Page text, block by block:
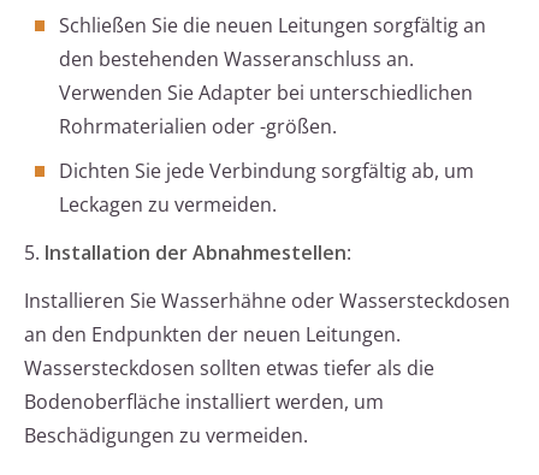
Schließen Sie die neuen Leitungen sorgfältig an
den bestehenden Wasseranschluss an.
Verwenden Sie Adapter bei unterschiedlichen
Rohrmaterialien oder -größen.
Dichten Sie jede Verbindung sorgfältig ab, um
Leckagen zu vermeiden.
5. Installation der Abnahmestellen:
Installieren Sie Wasserhähne oder Wassersteckdosen
an den Endpunkten der neuen Leitungen.
Wassersteckdosen sollten etwas tiefer als die
Bodenoberfläche installiert werden, um
Beschädigungen zu vermeiden.